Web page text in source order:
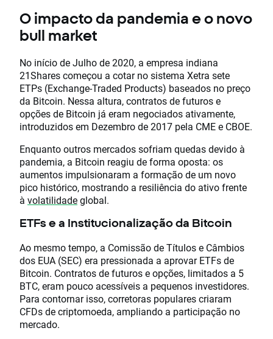
O impacto da pandemia e o novo
bull market
No início de Julho de 2020, a empresa indiana
21Shares começou a cotar no sistema Xetra sete
ETPs (Exchange-Traded Products) baseados no preço
da Bitcoin. Nessa altura, contratos de futuros e
opções de Bitcoin já eram negociados ativamente,
introduzidos em Dezembro de 2017 pela CME e CBOE.
Enquanto outros mercados sofriam quedas devido à
pandemia, a Bitcoin reagiu de forma oposta: os
aumentos impulsionaram a formação de um novo
pico histórico, mostrando a resiliência do ativo frente
à volatilidadeglobal.
ETFs e a Institucionalização da Bitcoin
Ao mesmo tempo, a Comissão de Títulos e Câmbios
dos EUA (SEC) era pressionada a aprovar ETFs de
Bitcoin. Contratos de futuros e opções, limitados a 5
BTC, eram pouco acessíveis a pequenos investidores.
Para contornar isso, corretoras populares criaram
CFDs de criptomoeda, ampliando a participação no
mercado.